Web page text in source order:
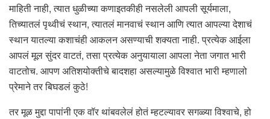
माहिती नाही, त्यात धुळीच्या कणाइतकीही नसलेली आपली सूर्यमाला,
तिच्यातलं पृथ्वीचं स्थान, त्यातलं मानवाचं स्थान आणि त्यात आपल्या देशाचं
स्थान यातल्या कशाचंही आकलन असण्याची शक्यता नाही. प्रत्येक आईला
आपलं मूल सुंदर वाटतं, तसा प्रत्येक अनुयायाला आपला नेता जगात भारी
वाटतोच. आपण अतिशयोक्तीचे बादशहा असल्यामुळे विश्वात भारी म्हणालो
प्रेमाने तर बिघडलं कुठे!
तर मूळ मुद्दा पापांनी एक वॉर थांबवलेलं होतं म्हटल्यावर सगळ्या विश्वाचे, हो